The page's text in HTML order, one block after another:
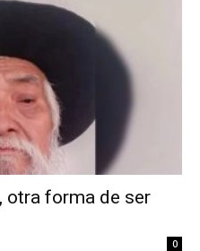
otra forma de ser
0